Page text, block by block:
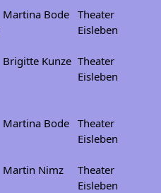
Martina Bode Theater
Eisleben
Brigitte Kunze Theater
Eisleben
Martina Bode Theater
Eisleben
Martin Nimz
Theater
Eisleben